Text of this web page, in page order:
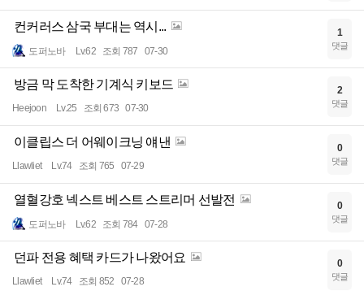
컨커러스 삼국 부대는 역시...
도퍼노바 Lv.62 조회 787 07-30
1
댓글
방금 막 도착한 기계식 키보드
Heejoon Lv.25 조회 673 07-30
2
댓글
이클립스 더 어웨이크닝 얘낸
Llawliet Lv.74 조회 765 07-29
0
댓글
열혈강호 넥스트 베스트 스트리머 선발전
도퍼노바 Lv.62 조회 784 07-28
0
댓글
던파 전용 혜택 카드가 나왔어요
Llawliet Lv.74 조회 852 07-28
0
댓글